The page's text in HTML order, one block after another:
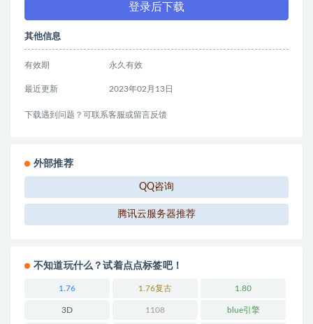
登录后下载
其他信息
有效期 永久有效
最近更新 2023年02月13日
下载遇到问题？可联系客服或留言反馈
外部推荐
QQ咨询
腾讯云服务器推荐
不知道玩什么？试着点点标签吧！
1.76 1.76复古 1.80
3D 1108 blue引擎